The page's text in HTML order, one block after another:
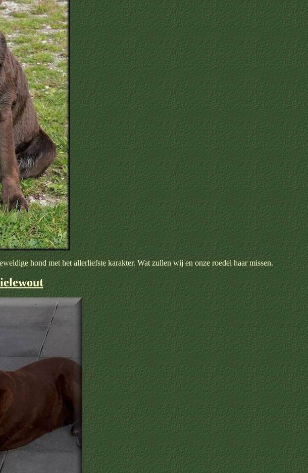
hond met het allerliefste karakter. Wat zullen wij en onze roedel haar missen.